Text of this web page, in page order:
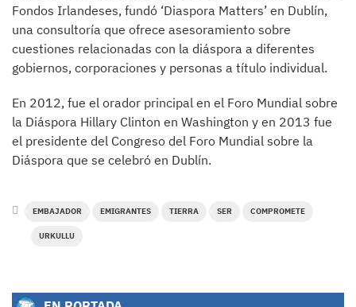
Fondos Irlandeses, fundó ‘Diaspora Matters’ en Dublín,
una consultoría que ofrece asesoramiento sobre
cuestiones relacionadas con la diáspora a diferentes
gobiernos, corporaciones y personas a título individual.
En 2012, fue el orador principal en el Foro Mundial sobre
la Diáspora Hillary Clinton en Washington y en 2013 fue
el presidente del Congreso del Foro Mundial sobre la
Diáspora que se celebró en Dublín.
EMBAJADOR EMIGRANTES TIERRA SER COMPROMETE
URKULLU